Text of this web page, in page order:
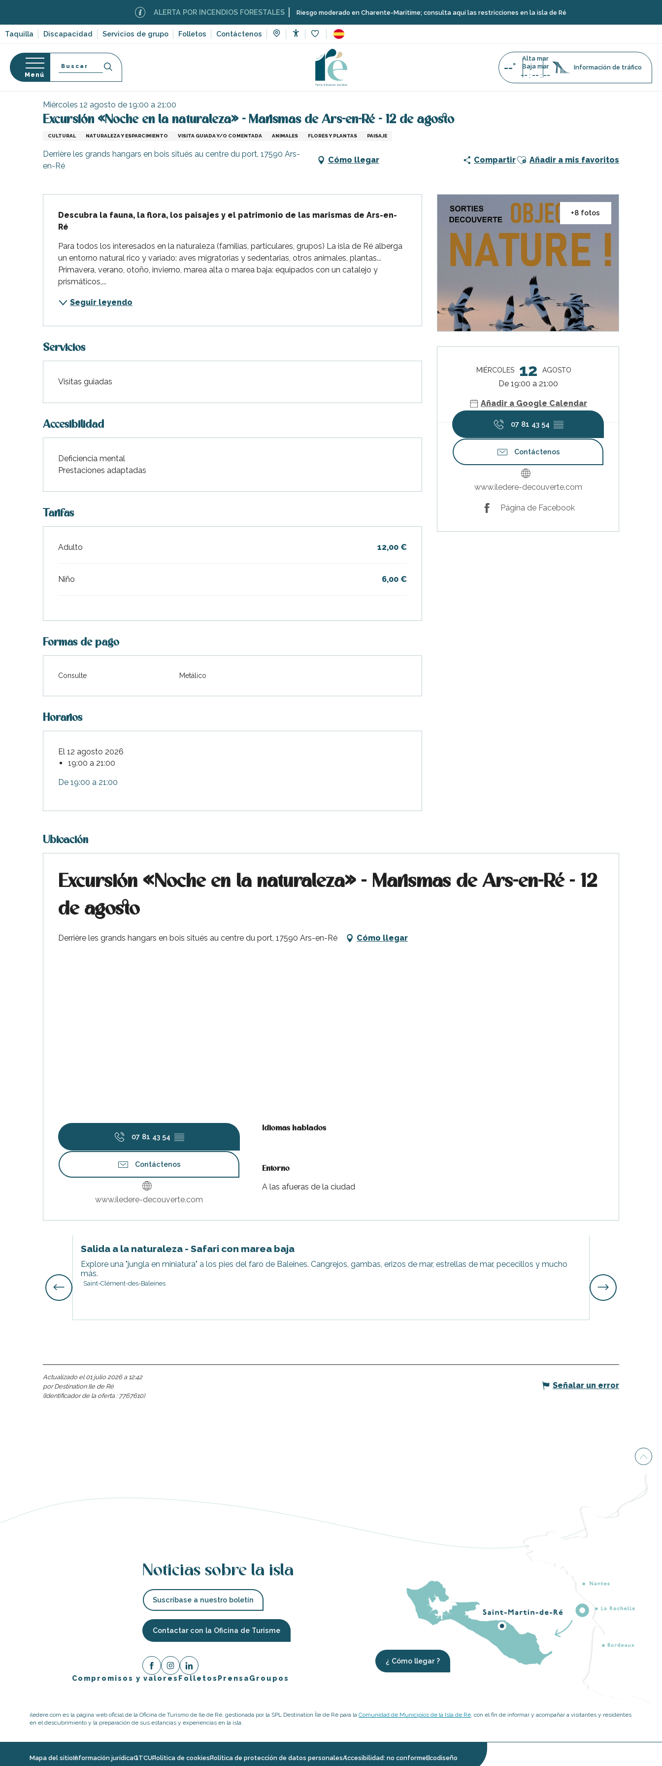
contenu
principal
Taquilla Discapacidad Servicios de grupo Folletos Contáctenos
ALERTA POR INCENDIOS FORESTALES Riesgo moderado en Charente-Maritime; consulta aquí las restricciones en la isla de Ré
Plage-en-
Menú
Buscar --°
Alta mar
Baja mar
-- : -- : --
Información de tráfico
Página Web Excursión «Noche en la naturaleza» - Marismas de Ars-en-Ré - 12 de agosto
Miércoles 12 agosto de 19:00 a 21:00
Excursión «Noche en la naturaleza» - Marismas de Ars-en-Ré - 12 de agosto
CULTURAL NATURALEZA Y ESPARCIMIENTO VISITA GUIADA Y/O COMENTADA ANIMALES FLORES Y PLANTAS PAISAJE
Derrière les grands hangars en bois situés au centre du port, 17590 Ars-
en-Ré
Cómo llegar CompartirAjouter aux favoris
Añadir a mis favoritos
+8 fotos
MIÉRCOLES 12 AGOSTO
De 19:00 a 21:00
Añadir a Google Calendar
07 81 43 54 ▒▒
Contáctenos
www.iledere-decouverte.com
Página de Facebook
Descubra la fauna, la flora, los paisajes y el patrimonio de las marismas de Ars-en-
Ré
Para todos los interesados en la naturaleza (familias, particulares, grupos) La isla de Ré alberga
un entorno natural rico y variado: aves migratorias y sedentarias, otros animales, plantas...
Primavera, verano, otoño, invierno, marea alta o marea baja: equipados con un catalejo y
prismáticos,...
Seguir leyendo
Servicios
Visitas guiadas
Accesibilidad
Deficiencia mental
Prestaciones adaptadas
Tarifas
Tarifas 2026
Adulto 12,00 €
Niño 6,00 €
Formas de pago
Consulte Metálico
Horarios
El 12 agosto 2026
19:00 a 21:00
De 19:00 a 21:00
Ubicación
Excursión «Noche en la naturaleza» - Marismas de Ars-en-Ré - 12
de agosto
Derrière les grands hangars en bois situés au centre du port, 17590 Ars-en-Ré Cómo llegar
07 81 43 54▒▒
Contáctenos
www.iledere-decouverte.com
Idiomas hablados
Idiomas hablados
Entorno
Entorno
A las afueras de la ciudad
Salida a la naturaleza - Safari con marea baja
Explore una "jungla en miniatura" a los pies del faro de Baleines. Cangrejos, gambas, erizos de mar, estrellas de mar, pececillos y mucho
más.
Saint-Clément-des-Baleines Sortie «
Descubra la
Actualizado el 01 julio 2026 a 12:42
por Destination Ile de Ré
(Identificador de la oferta : 7767610)
Señalar un error
Noticias sobre la isla
Suscríbase a nuestro boletín
Contactar con la Oficina de Turisme
Compromisos y valores Folletos PrensaGroupos
¿ Cómo llegar ?
iledere.com es la página web oficial de la Oficina de Turismo de Ile de Ré, gestionada por la SPL Destination Île de Ré para la Comunidad de Municipios de la Isla de Ré, con el fin de informar y acompañar a visitantes y residentes
en el descubrimiento y la preparación de sus estancias y experiencias en la isla.
Mapa del sitioInformación jurídicaGTCUPolitica de cookiesPolítica de protección de datos personalesAccesibilidad: no conformeEcodiseño